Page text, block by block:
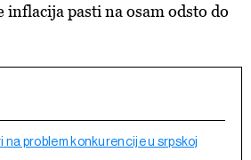
inflacija pasti na osam odsto do
na problem konkurencije u srpskoj